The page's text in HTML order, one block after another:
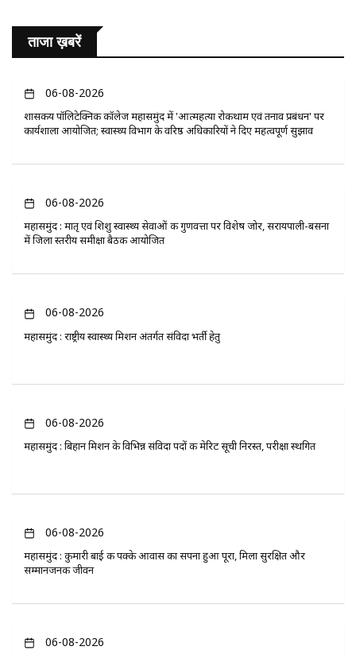
ताजा ख़बरें
06-08-2026
​शासकीय पॉलिटेक्निक कॉलेज महासमुंद में 'आत्महत्या रोकथाम एवं तनाव प्रबंधन' पर
कार्यशाला आयोजित; स्वास्थ्य विभाग के वरिष्ठ अधिकारियों ने दिए महत्वपूर्ण सुझाव
06-08-2026
महासमुंद : मातृ एवं शिशु स्वास्थ्य सेवाओं की गुणवत्ता पर विशेष जोर, सरायपाली-बसना
में जिला स्तरीय समीक्षा बैठक आयोजित
06-08-2026
महासमुंद : राष्ट्रीय स्वास्थ्य मिशन अंतर्गत संविदा भर्ती हेतु
06-08-2026
महासमुंद : बिहान मिशन के विभिन्न संविदा पदों की मेरिट सूची निरस्त, परीक्षा स्थगित
06-08-2026
महासमुंद : कुमारी बाई की पक्के आवास का सपना हुआ पूरा, मिला सुरक्षित और
सम्मानजनक जीवन
06-08-2026